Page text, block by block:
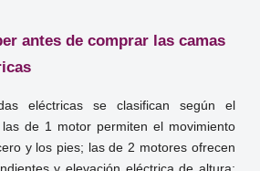
antes de comprar las camas
eléctricas se clasifican según el
de 1 motor permiten el movimiento
y los pies; las de 2 motores ofrecen